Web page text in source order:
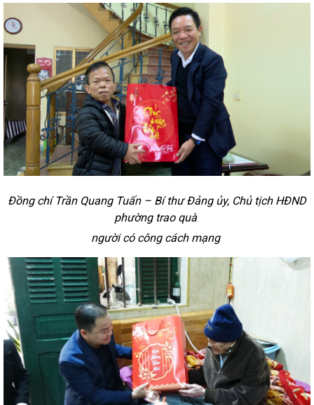
Đồng chí Trần Quang Tuấn – Bí thư Đảng ủy, Chủ tịch HĐND
phường trao quà
người có công cách mạng